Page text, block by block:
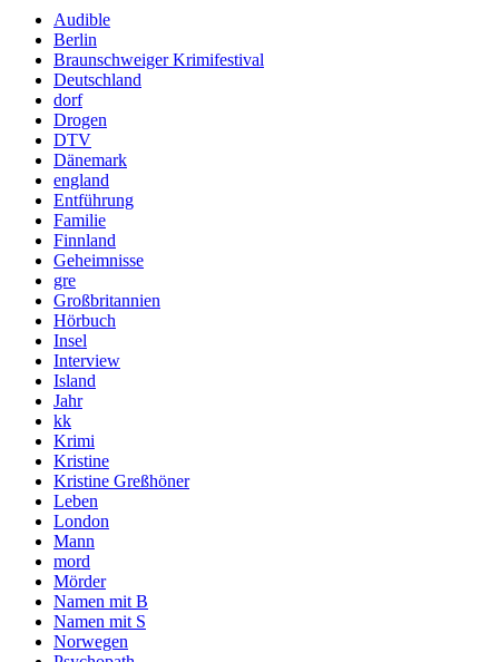
Audible
Berlin
Braunschweiger Krimifestival
Deutschland
dorf
Drogen
DTV
Dänemark
england
Entführung
Familie
Finnland
Geheimnisse
gre
Großbritannien
Hörbuch
Insel
Interview
Island
Jahr
kk
Krimi
Kristine
Kristine Greßhöner
Leben
London
Mann
mord
Mörder
Namen mit B
Namen mit S
Norwegen